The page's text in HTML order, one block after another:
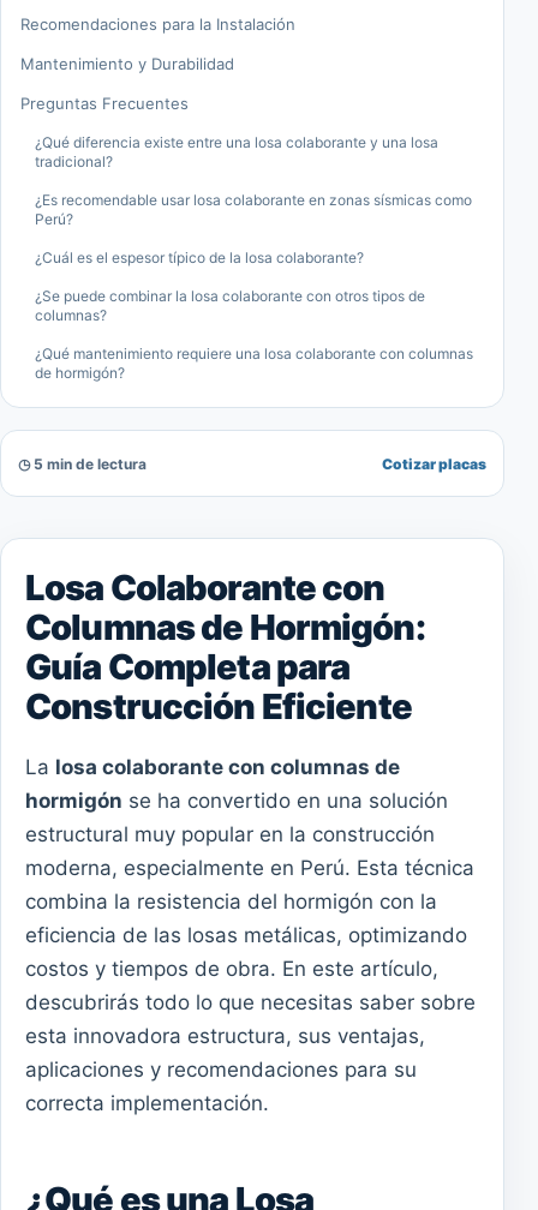
Recomendaciones para la Instalación
Mantenimiento y Durabilidad
Preguntas Frecuentes
¿Qué diferencia existe entre una losa colaborante y una losa
tradicional?
¿Es recomendable usar losa colaborante en zonas sísmicas como
Perú?
¿Cuál es el espesor típico de la losa colaborante?
¿Se puede combinar la losa colaborante con otros tipos de
columnas?
¿Qué mantenimiento requiere una losa colaborante con columnas
de hormigón?
◷ 5 min de lectura Cotizar placas
Losa Colaborante con
Columnas de Hormigón:
Guía Completa para
Construcción Eficiente
La losa colaborante con columnas de
hormigón se ha convertido en una solución
estructural muy popular en la construcción
moderna, especialmente en Perú. Esta técnica
combina la resistencia del hormigón con la
eficiencia de las losas metálicas, optimizando
costos y tiempos de obra. En este artículo,
descubrirás todo lo que necesitas saber sobre
esta innovadora estructura, sus ventajas,
aplicaciones y recomendaciones para su
correcta implementación.
¿Qué es una Losa